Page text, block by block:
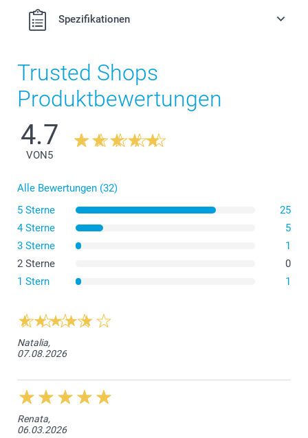
Spezifikationen
Trusted Shops
Produktbewertungen
4.7
VON5
Alle Bewertungen (32)
5 Sterne
25
4 Sterne
5
3 Sterne
1
2 Sterne
0
1 Stern
1
Natalia,
07.08.2026
Renata,
06.03.2026